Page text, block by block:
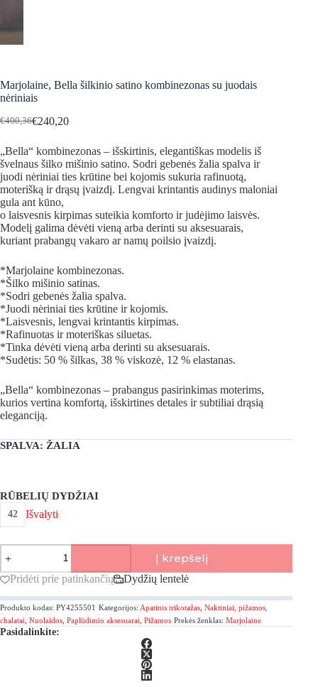
Marjolaine, Bella šilkinio satino kombinezonas su juodais
nėriniais
€400,36Original
was:
€400,36.
€240,20
Current
is:
€240,20.
„Bella“ kombinezonas – išskirtinis, elegantiškas modelis iš
švelnaus šilko mišinio satino. Sodri gebenės žalia spalva ir
juodi nėriniai ties krūtine bei kojomis sukuria rafinuotą,
moterišką ir drąsų įvaizdį. Lengvai krintantis audinys maloniai
gula ant kūno,
o laisvesnis kirpimas suteikia komforto ir judėjimo laisvės.
Modelį galima dėvėti vieną arba derinti su aksesuarais,
kuriant prabangų vakaro ar namų poilsio įvaizdį.
*Marjolaine kombinezonas.
*Šilko mišinio satinas.
*Sodri gebenės žalia spalva.
*Juodi nėriniai ties krūtine ir kojomis.
*Laisvesnis, lengvai krintantis kirpimas.
*Rafinuotas ir moteriškas siluetas.
*Tinka dėvėti vieną arba derinti su aksesuarais.
*Sudėtis: 50 % šilkas, 38 % viskozė, 12 % elastanas.
„Bella“ kombinezonas – prabangus pasirinkimas moterims,
kurios vertina komfortą, išskirtines detales ir subtiliai drąsią
eleganciją.
SPALVA: ŽALIA
RŪBELIŲ DYDŽIAI
42 Išvalyti
produkto
kiekis:
Marjolaine,
Bella
šilkinio
satino
kombinezonas
su
Į krepšelį
Pridėti prie patinkančių Dydžių lentelė
Produkto kodas: PY4255501 Kategorijos: Apatinis trikotažas Naktiniai, pižamos,
chalatai Nuolaidos Paplūdimio aksesuarai Pižamos Prekės ženklas: Marjolaine
Pasidalinkite: